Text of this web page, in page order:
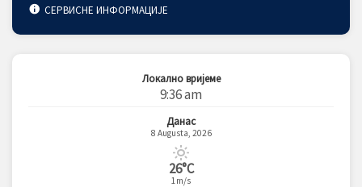
СЕРВИСНЕ ИНФОРМАЦИЈЕ
Локално вријеме
9:36 am
Данас
8 Augusta, 2026
26°C
1m/s